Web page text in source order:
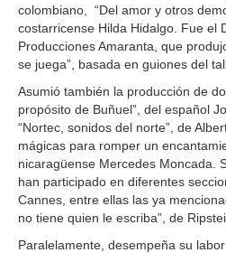
colombiano, “Del amor y otros
costarricense Hilda Hidalgo. Fue el
Producciones Amaranta, que
se juega”, basada en guiones del
Asumió también la producción de
propósito de Buñuel”, del español
“Nortec, sonidos del norte”, de
mágicas para romper un
nicaragüense Mercedes Moncada.
han participado en diferentes
Cannes, entre ellas las ya
no tiene quien le escriba”, de
Paralelamente, desempeña su